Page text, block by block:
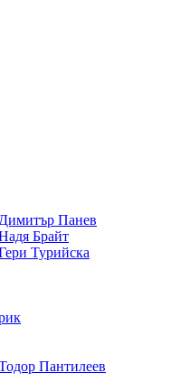
Панев
Брайт
Турийска
Пантилеев